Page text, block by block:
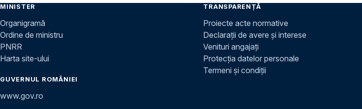
MINISTER
Organigramă
Ordine de ministru
PNRR
Harta site-ului
GUVERNUL ROMÂNIEI
www.gov.ro
TRANSPARENȚĂ
Proiecte acte normative
Declarații de avere și interese
Venituri angajați
Protecția datelor personale
Termeni și condiții